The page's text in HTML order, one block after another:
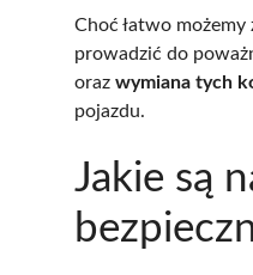
Choć łatwo
prowadzić do
oraz wymiana tych
pojazdu.
Jakie są